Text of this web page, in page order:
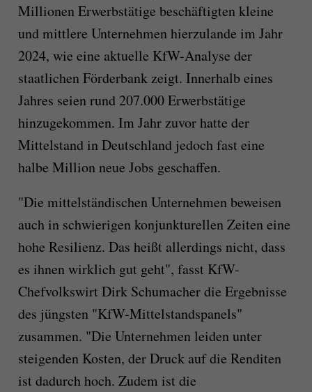
Millionen Erwerbstätige beschäftigten kleine
und mittlere Unternehmen hierzulande im Jahr
2024, wie eine aktuelle KfW-Analyse der
staatlichen Förderbank zeigt. Innerhalb eines
Jahres seien rund 207.000 Erwerbstätige
hinzugekommen. Im Jahr zuvor hatte der
Mittelstand in Deutschland jedoch fast eine
halbe Million neue Jobs geschaffen.
"Die mittelständischen Unternehmen beweisen
auch in schwierigen konjunkturellen Zeiten eine
hohe Resilienz. Das heißt allerdings nicht, dass
es ihnen wirklich gut geht", fasst KfW-
Chefvolkswirt Dirk Schumacher die Ergebnisse
des jüngsten "KfW-Mittelstandspanels"
zusammen. "Die Unternehmen leiden unter
steigenden Kosten, der Druck auf die Renditen
ist dadurch hoch. Zudem ist die